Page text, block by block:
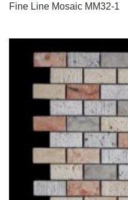
Fine Line Mosaic MM32-1